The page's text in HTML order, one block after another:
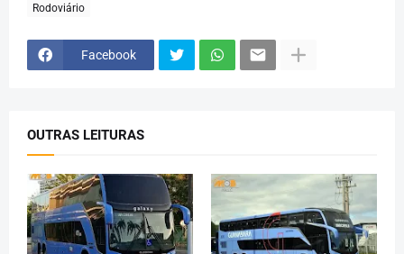
Rodoviário
Facebook
OUTRAS LEITURAS